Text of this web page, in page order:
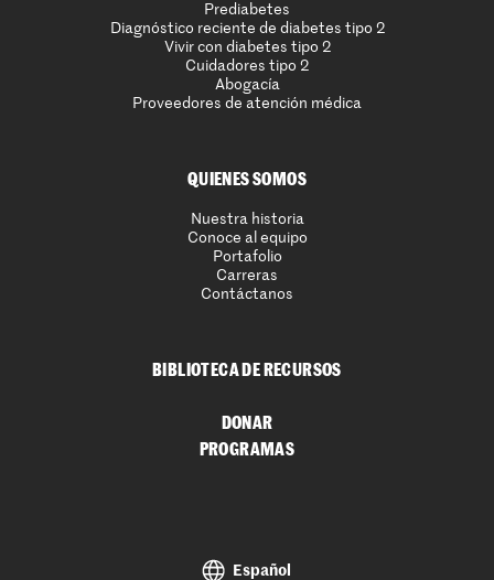
Prediabetes
Diagnóstico reciente de diabetes tipo 2
Vivir con diabetes tipo 2
Cuidadores tipo 2
Abogacía
Proveedores de atención médica
QUIENES SOMOS
Nuestra historia
Conoce al equipo
Portafolio
Carreras
Contáctanos
BIBLIOTECA DE RECURSOS
DONAR
PROGRAMAS
Español